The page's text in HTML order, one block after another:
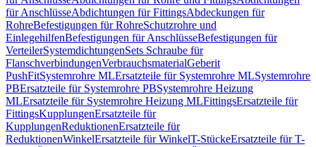
für AnschlüsseAbdichtungen für FittingsAbdeckungen für
RohreBefestigungen für RohreSchutzrohre und
EinlegehilfenBefestigungen für AnschlüsseBefestigungen für
VerteilerSystemdichtungenSets Schraube für
FlanschverbindungenVerbrauchsmaterialGeberit
PushFitSystemrohre MLErsatzteile für Systemrohre MLSystemrohre
PBErsatzteile für Systemrohre PBSystemrohre Heizung
MLErsatzteile für Systemrohre Heizung MLFittingsErsatzteile für
FittingsKupplungenErsatzteile für
KupplungenReduktionenErsatzteile für
ReduktionenWinkelErsatzteile für WinkelT-StückeErsatzteile für T-